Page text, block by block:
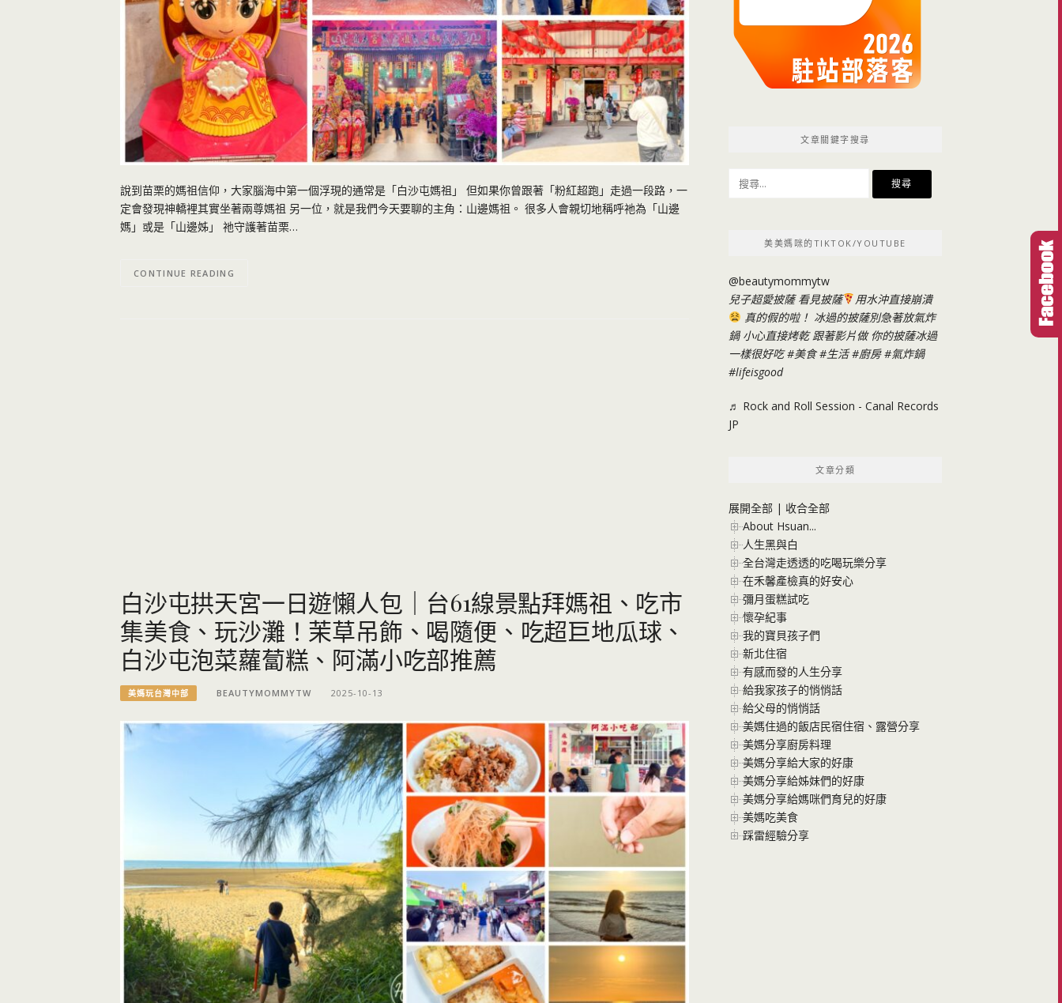
說到苗栗的媽祖信仰，大家腦海中第一個浮現的通常是「白沙屯媽祖」 但如果你曾跟著「粉紅超跑」走過一段路，一
定會發現神轎裡其實坐著兩尊媽祖 另一位，就是我們今天要聊的主角：山邊媽祖。 很多人會親切地稱呼祂為「山邊
媽」或是「山邊姊」 祂守護著苗栗…
CONTINUE READING
白沙屯拱天宮一日遊懶人包｜台61線景點拜媽祖、吃市
集美食、玩沙灘！茉草吊飾、喝隨便、吃超巨地瓜球、
白沙屯泡菜蘿蔔糕、阿滿小吃部推薦
美媽玩台灣中部 BEAUTYMOMMYTW 2025-10-13
文章關鍵字搜尋
尋
美美媽咪的TIKTOK/YOUTUBE
@beautymommytw
兒子超愛披薩 看見披薩
用水沖直接崩潰
真的假的啦！ 冰過的披薩別急著放氣炸
鍋 小心直接烤乾 跟著影片做 你的披薩冰過
一樣很好吃#美食 #生活 #廚房 #氣炸鍋
#lifeisgood
♬ Rock and Roll Session - Canal Records
JP
文章分類
展開全部 | 收合全部
About Hsuan...
人生黑與白
全台灣走透透的吃喝玩樂分享
在禾馨產檢真的好安心
彌月蛋糕試吃
懷孕紀事
我的寶貝孩子們
新北住宿
有感而發的人生分享
給我家孩子的悄悄話
給父母的悄悄話
美媽住過的飯店民宿住宿、露營分享
美媽分享廚房料理
美媽分享給大家的好康
美媽分享給姊妹們的好康
美媽分享給媽咪們育兒的好康
美媽吃美食
踩雷經驗分享